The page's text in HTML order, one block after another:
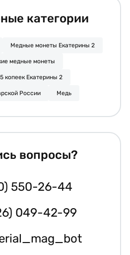
категории
Медные монеты Екатерины 2
медные монеты
копеек Екатерины 2
России Медь
вопросы?
550-26-44
049-42-99